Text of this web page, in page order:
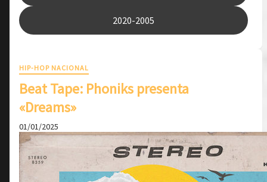
2020-2005
HIP-HOP NACIONAL
Beat Tape: Phoniks presenta
«Dreams»
01/01/2025